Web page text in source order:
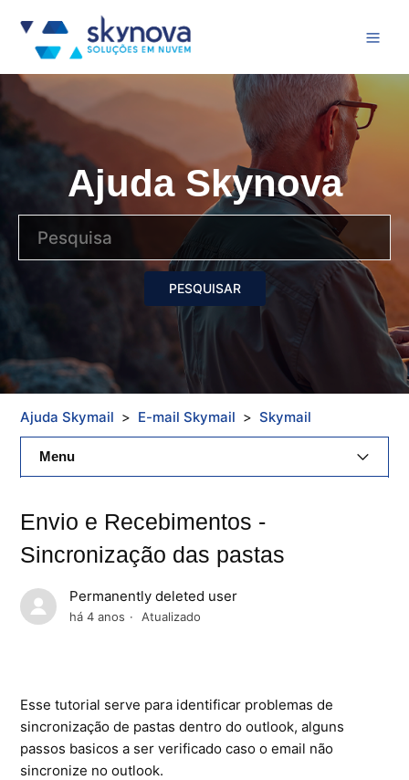
Ajuda Skynova
Ajuda Skymail E-mail Skymail Skymail
Menu
Painel De Controle
Skybox
Citrix XenServer Agent
Envio e Recebimentos -
Sincronização das pastas
Permanently deleted user
há 4 anos Atualizado
Esse tutorial serve para identificar problemas de
sincronização de pastas dentro do outlook, alguns
passos basicos a ser verificado caso o email não
sincronize no outlook.